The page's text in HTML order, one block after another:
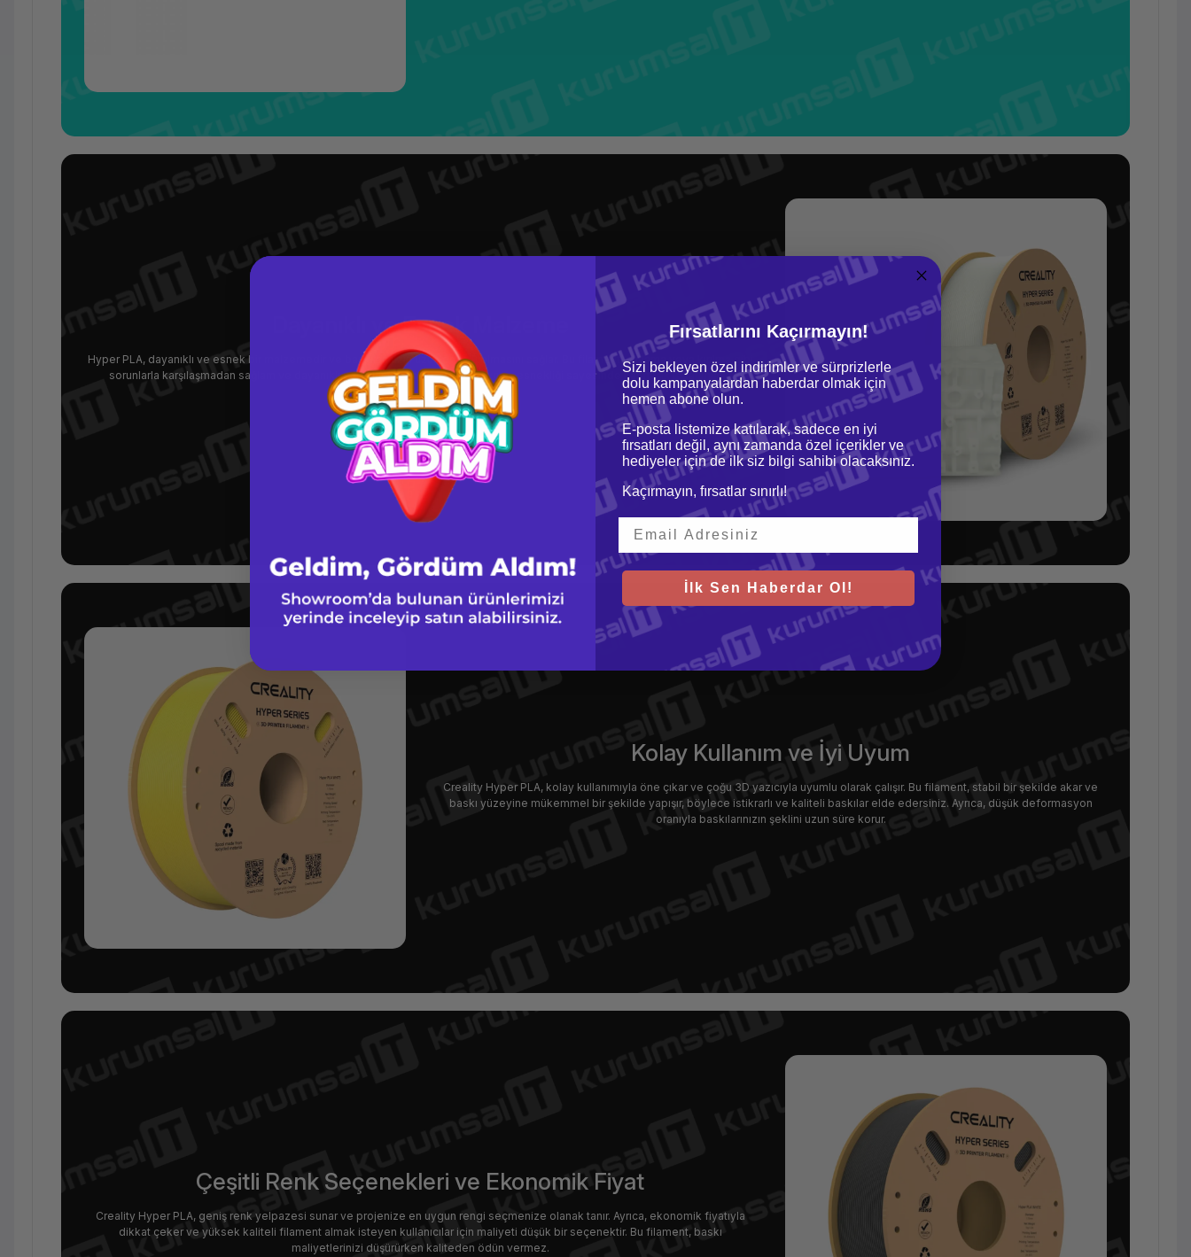
Dayanıklı ve Esnek Malzeme
Hyper PLA, dayanıklı ve esnek bir malzemedir ve baskılarınızın uzun ömürlü olmasını sağlar. Bu filament, çatlama veya kırılma gibi
sorunlarla karşılaşmadan sağlam ve dayanıklı parçalar üretmenizi sağlar. Ayrıca, esnekliği sayesinde karmaşık tasarımların
üstesinden gelmenizi sağlar.
Kolay Kullanım ve İyi Uyum
Creality Hyper PLA, kolay kullanımıyla öne çıkar ve çoğu 3D yazıcıyla uyumlu olarak çalışır. Bu filament, stabil bir şekilde akar ve
baskı yüzeyine mükemmel bir şekilde yapışır, böylece istikrarlı ve kaliteli baskılar elde edersiniz. Ayrıca, düşük deformasyon
oranıyla baskılarınızın şeklini uzun süre korur.
Çeşitli Renk Seçenekleri ve Ekonomik Fiyat
Creality Hyper PLA, geniş renk yelpazesi sunar ve projenize en uygun rengi seçmenize olanak tanır. Ayrıca, ekonomik fiyatıyla
dikkat çeker ve yüksek kaliteli filament almak isteyen kullanıcılar için maliyeti düşük bir seçenektir. Bu filament, baskı
maliyetlerinizi düşürürken kaliteden ödün vermez.
Fırsatlarını Kaçırmayın!
Sizi bekleyen özel indirimler ve sürprizlerle
dolu kampanyalardan haberdar olmak için
hemen abone olun.
E-posta listemize katılarak, sadece en iyi
fırsatları değil, aynı zamanda özel içerikler ve
hediyeler için de ilk siz bilgi sahibi olacaksınız.
Kaçırmayın, fırsatlar sınırlı!
İlk Sen Haberdar Ol!